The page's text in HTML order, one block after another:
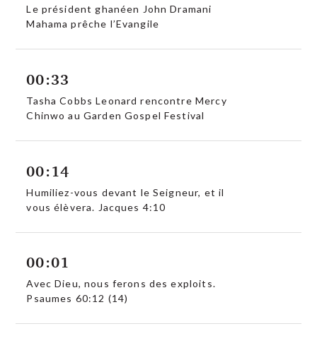
Le président ghanéen John Dramani
Mahama prêche l’Evangile
00:33
Tasha Cobbs Leonard rencontre Mercy
Chinwo au Garden Gospel Festival
00:14
Humiliez-vous devant le Seigneur, et il
vous élèvera. Jacques 4:10
00:01
Avec Dieu, nous ferons des exploits.
Psaumes 60:12 (14)